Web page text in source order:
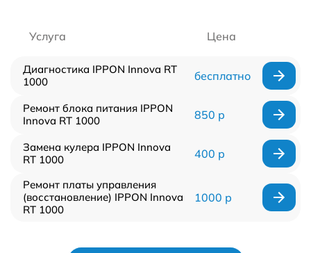
Услуга Цена
Диагностика IPPON Innova RT
1000
бесплатно
Ремонт блока питания IPPON
Innova RT 1000
850 р
Замена кулера IPPON Innova
RT 1000
400 р
Ремонт платы управления
(восстановление) IPPON Innova
RT 1000
1000 р